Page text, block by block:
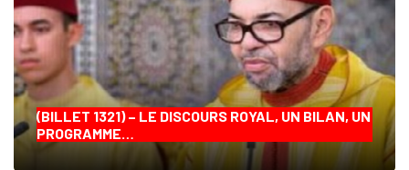
(BILLET 1321) – LE DISCOURS ROYAL, UN BILAN, UN
PROGRAMME…